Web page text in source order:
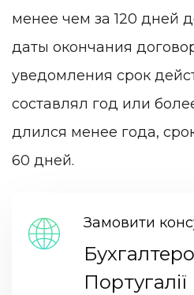
менее чем за 120 дней
даты окончания
уведомления срок
составлял год или
длился менее года,
60 дней.
Замовити
Португалії